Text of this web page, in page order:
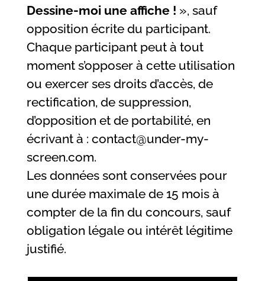
Dessine-moi une affiche ! », sauf
opposition écrite du participant.
Chaque participant peut à tout
moment s’opposer à cette utilisation
ou exercer ses droits d’accès, de
rectification, de suppression,
d’opposition et de portabilité, en
écrivant à : contact@under-my-
screen.com.
Les données sont conservées pour
une durée maximale de 15 mois à
compter de la fin du concours, sauf
obligation légale ou intérêt légitime
justifié.